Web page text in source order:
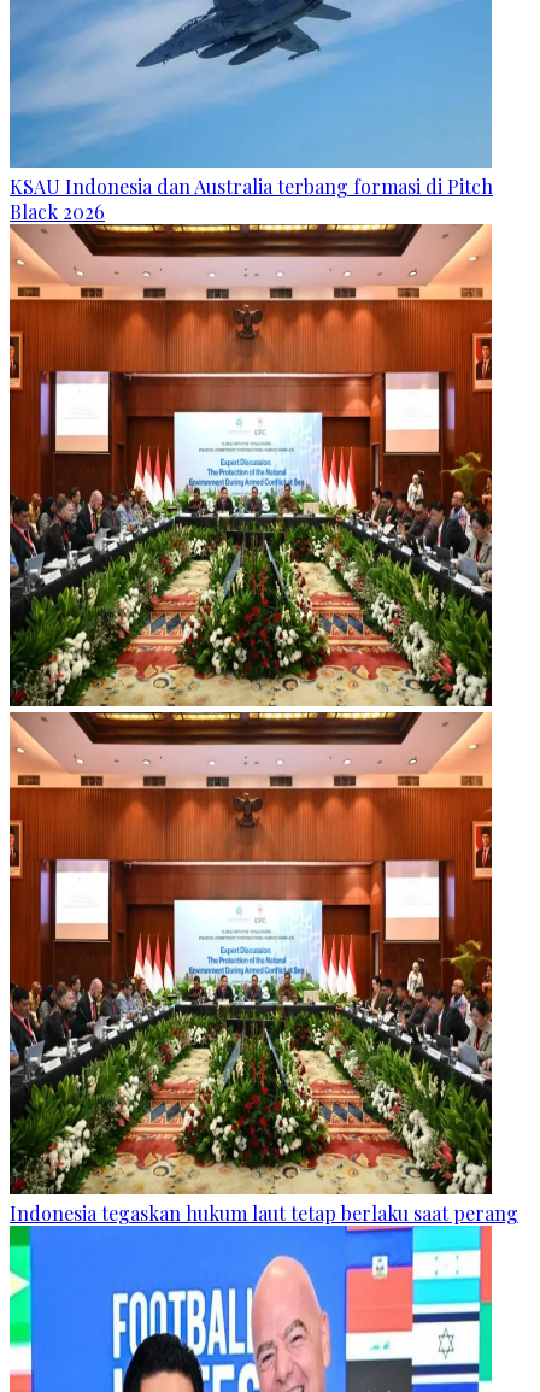
KSAU Indonesia dan Australia terbang formasi di Pitch
Black 2026
Indonesia tegaskan hukum laut tetap berlaku saat perang